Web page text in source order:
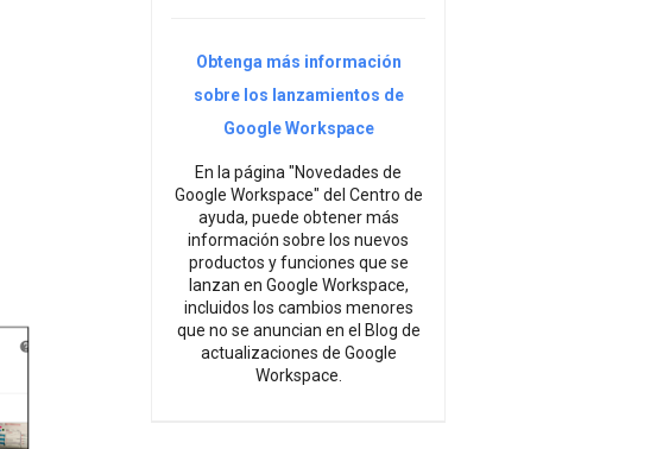
Obtenga más información
sobre los lanzamientos de
Google Workspace
En la página "Novedades de
Google Workspace" del Centro de
ayuda, puede obtener más
información sobre los nuevos
productos y funciones que se
lanzan en Google Workspace,
incluidos los cambios menores
que no se anuncian en el Blog de
actualizaciones de Google
Workspace.